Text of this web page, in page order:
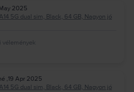
2025
5G dual sim, Black, 64 GB, Nagyon jó
vélemények
,19 Apr 2025
5G dual sim, Black, 64 GB, Nagyon jó